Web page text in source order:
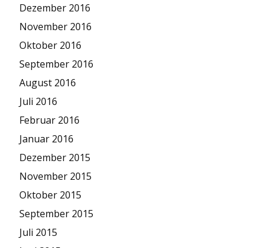
Dezember 2016
November 2016
Oktober 2016
September 2016
August 2016
Juli 2016
Februar 2016
Januar 2016
Dezember 2015
November 2015
Oktober 2015
September 2015
Juli 2015